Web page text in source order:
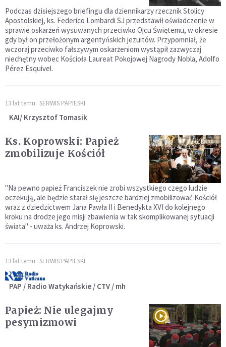
Podczas dzisiejszego briefingu dla dziennikarzy rzecznik Stolicy
Apostolskiej, ks. Federico Lombardi SJ przedstawił oświadczenie w
sprawie oskarżeń wysuwanych przeciwko Ojcu Świętemu, w okresie
gdy był on przełożonym argentyńskich jezuitów. Przypomniał, że
wczoraj przeciwko fałszywym oskarżeniom wystąpił zazwyczaj
niechętny wobec Kościoła Laureat Pokojowej Nagrody Nobla, Adolfo
Pérez Esquivel.
13 lat temu SERWIS PAPIESKI
KAI/ Krzysztof Tomasik
Ks. Koprowski: Papież
zmobilizuje Kościół
"Na pewno papież Franciszek nie zrobi wszystkiego czego ludzie
oczekują, ale będzie starał się jeszcze bardziej zmobilizować Kościół
wraz z dziedzictwem Jana Pawła II i Benedykta XVI do kolejnego
kroku na drodze jego misji zbawienia w tak skomplikowanej sytuacji
świata" - uważa ks. Andrzej Koprowski.
13 lat temu SERWIS PAPIESKI
PAP / Radio Watykańskie / CTV / mh
Papież: Nie ulegajmy
pesymizmowi